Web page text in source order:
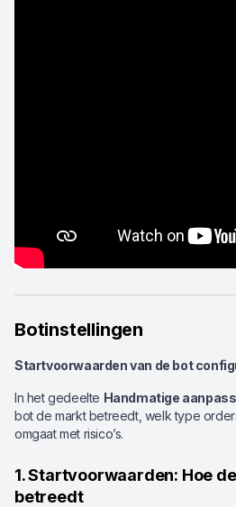
Botinstellingen
Startvoorwaarden van de bot
In het gedeelte Handmatige
bot de markt betreedt, welk type
omgaat met risico’s.
1. Startvoorwaarden: Hoe
betreedt